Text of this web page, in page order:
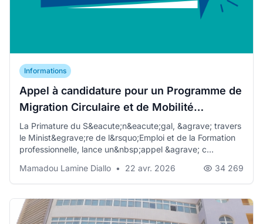
Informations
Appel à candidature pour un Programme de
Migration Circulaire et de Mobilité
Professionnelle en France.
La Primature du S&eacute;n&eacute;gal, &agrave; travers
le Minist&egrave;re de l&rsquo;Emploi et de la Formation
professionnelle, lance un&nbsp;appel &agrave; c...
Mamadou Lamine Diallo • 22 avr. 2026 34 269